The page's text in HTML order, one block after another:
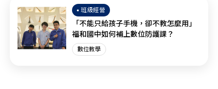
班級經營
「不能只給孩子手機，卻不教怎麼用」
福和國中如何補上數位防護課？
數位教學